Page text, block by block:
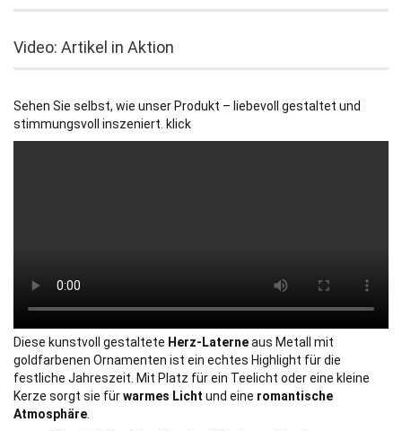
Video: Artikel in Aktion
Sehen Sie selbst, wie unser Produkt – liebevoll gestaltet und
stimmungsvoll inszeniert. klick
Diese kunstvoll gestaltete Herz-Laterneaus Metall mit
goldfarbenen Ornamenten ist ein echtes Highlight für die
festliche Jahreszeit. Mit Platz für ein Teelicht oder eine kleine
Kerze sorgt sie fürwarmes Licht und eine romantische
Atmosphäre.